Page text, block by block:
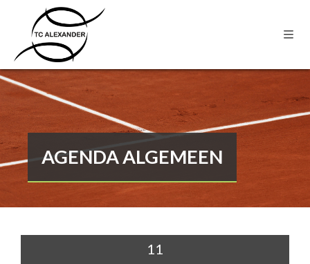
AGENDA ALGEMEEN
11